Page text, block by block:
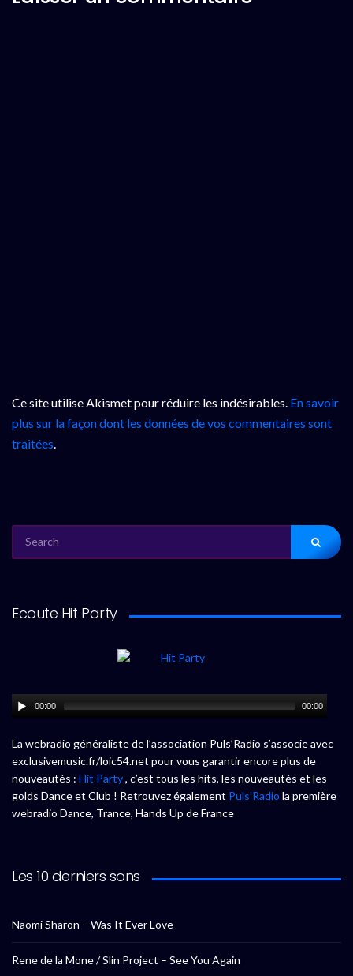
Ce site utilise Akismet pour réduire les indésirables. En savoir
plus sur la façon dont les données de vos commentaires sont
traitées.
FOR:
Ecoute Hit Party
00:00 00:00
La webradio généraliste de l’association Puls’Radio s’associe avec
exclusivemusic.fr/loic54.net pour vous garantir encore plus de
nouveautés : Hit Party, c’est tous les hits, les nouveautés et les
golds Dance et Club ! Retrouvez également Puls’Radio la première
webradio Dance, Trance, Hands Up de France
Les 10 derniers sons
Naomi Sharon – Was It Ever Love
Rene de la Mone / Slin Project – See You Again